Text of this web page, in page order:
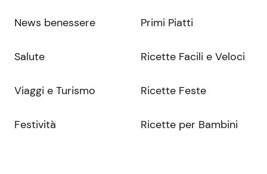
News benessere
Salute
Viaggi e Turismo
Festività
Primi Piatti
Ricette Facili e Veloci
Ricette Feste
Ricette per Bambini